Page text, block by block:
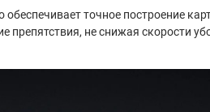
точное построение
препятствия, не снижая скорости